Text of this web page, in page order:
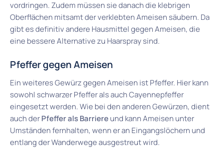
vordringen. Zudem müssen sie danach die klebrigen
Oberflächen mitsamt der verklebten Ameisen säubern. Da
gibt es definitiv andere Hausmittel gegen Ameisen, die
eine bessere Alternative zu Haarspray sind.
Pfeffer gegen Ameisen
Ein weiteres Gewürz gegen Ameisen ist Pfeffer. Hier kann
sowohl schwarzer Pfeffer als auch Cayennepfeffer
eingesetzt werden. Wie bei den anderen Gewürzen, dient
auch derPfeffer als Barriereund kann Ameisen unter
Umständen fernhalten, wenn er an Eingangslöchern und
entlang der Wanderwege ausgestreut wird.